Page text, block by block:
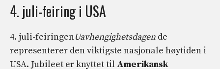
4. juli-feiring i USA
4. juli-feiringenUavhengighetsdagen de
representerer den viktigste nasjonale høytiden i
USA. Jubileet er knyttet til Amerikansk